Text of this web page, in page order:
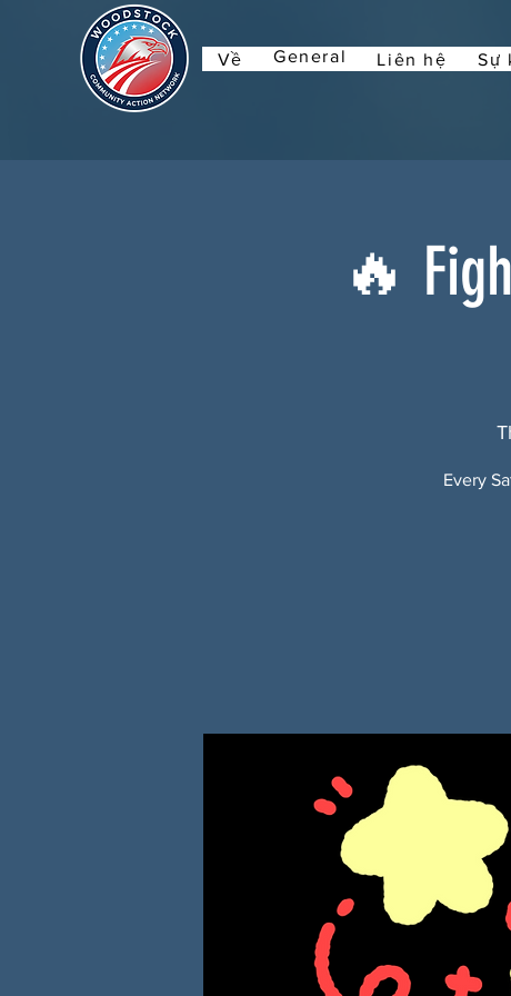
Về General Liên hệ Sự
🔥
Every